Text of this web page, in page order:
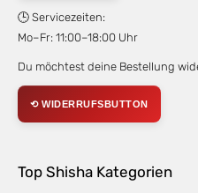
🕒 Servicezeiten:
Mo–Fr: 11:00–18:00 Uhr
Du möchtest deine Bestellung
⟲ WIDERRUFSBUTTON
Top Shisha Kategorien